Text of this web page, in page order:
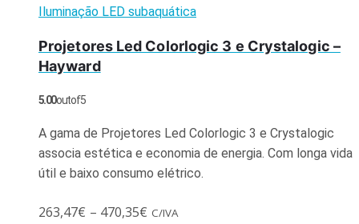
Iluminação LED subaquática
Projetores Led Colorlogic 3 e Crystalogic –
Hayward
5.00out of 5
A gama de Projetores Led Colorlogic 3 e Crystalogic
associa estética e economia de energia. Com longa vida
útil e baixo consumo elétrico.
263,47€ – 470,35€ C/IVA